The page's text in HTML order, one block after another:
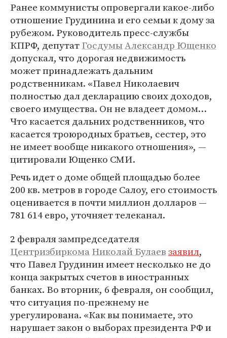
Ранее коммунисты опровергали какое-либо
отношение Грудинина и его семьи к дому за
рубежом. Руководитель пресс-службы
КПРФ, депутатГосдумыАлександр Ющенко
допускал, что дорогая недвижимость
может принадлежать дальним
родственникам. «Павел Николаевич
полностью дал декларацию своих доходов,
своего имущества. Он не владеет домом…
Что касается дальних родственников, что
касается троюродных братьев, сестер, это
не имеет вообще никакого отношения», —
цитировали Ющенко СМИ.
Речь идет о доме общей площадью более
200 кв. метров в городе Салоу, его стоимость
оценивается в почти миллион долларов —
781 614 евро, уточняет телеканал.
2 февраля зампредседателя
ЦентризбиркомаНиколай Булаевзаявил,
что Павел Грудинин имеет несколько не до
конца закрытых счетов в иностранных
банках. Во вторник, 6 февраля, он сообщил,
что ситуация по-прежнему не
урегулирована. «Как вы понимаете, это
нарушает закон о выборах президента РФ и